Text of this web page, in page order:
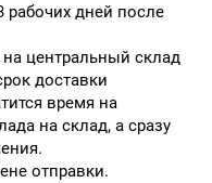
рабочих дней после
на центральный склад
доставки
время на
на склад, а сразу
отправки.